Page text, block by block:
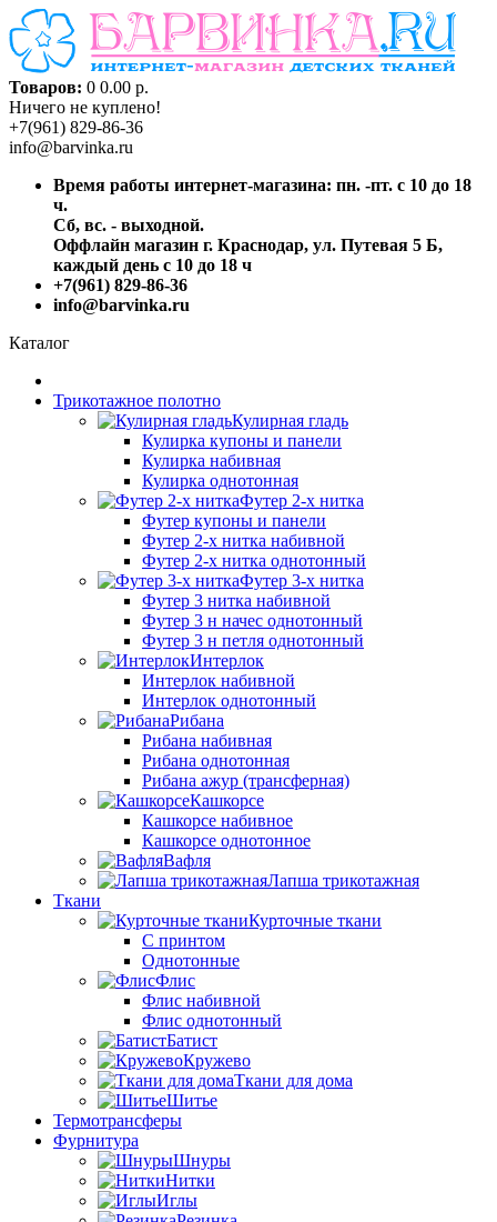
Товаров: 0 0.00 р.
Ничего не куплено!
+7(961) 829-86-36
info@barvinka.ru
Время работы интернет-магазина: пн. -пт. с 10 до 18
ч.
Сб, вс. - выходной.
Оффлайн магазин г. Краснодар, ул. Путевая 5 Б,
каждый день с 10 до 18 ч
+7(961) 829-86-36
info@barvinka.ru
Каталог
Трикотажное полотно
Кулирная гладь
Кулирка купоны и панели
Кулирка набивная
Кулирка однотонная
Футер 2-х нитка
Футер купоны и панели
Футер 2-х нитка набивной
Футер 2-х нитка однотонный
Футер 3-х нитка
Футер 3 нитка набивной
Футер 3 н начес однотонный
Футер 3 н петля однотонный
Интерлок
Интерлок набивной
Интерлок однотонный
Рибана
Рибана набивная
Рибана однотонная
Рибана ажур (трансферная)
Кашкорсе
Кашкорсе набивное
Кашкорсе однотонное
Вафля
Лапша трикотажная
Ткани
Курточные ткани
С принтом
Однотонные
Флис
Флис набивной
Флис однотонный
Батист
Кружево
Ткани для дома
Шитье
Термотрансферы
Фурнитура
Шнуры
Нитки
Иглы